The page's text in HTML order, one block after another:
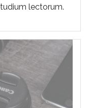
lectorum.